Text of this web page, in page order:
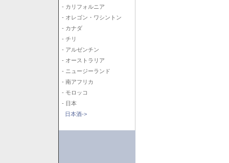
- カリフォルニア
- オレゴン・ワシントン
- カナダ
- チリ
- アルゼンチン
- オーストラリア
- ニュージーランド
- 南アフリカ
- モロッコ
- 日本
日本酒->